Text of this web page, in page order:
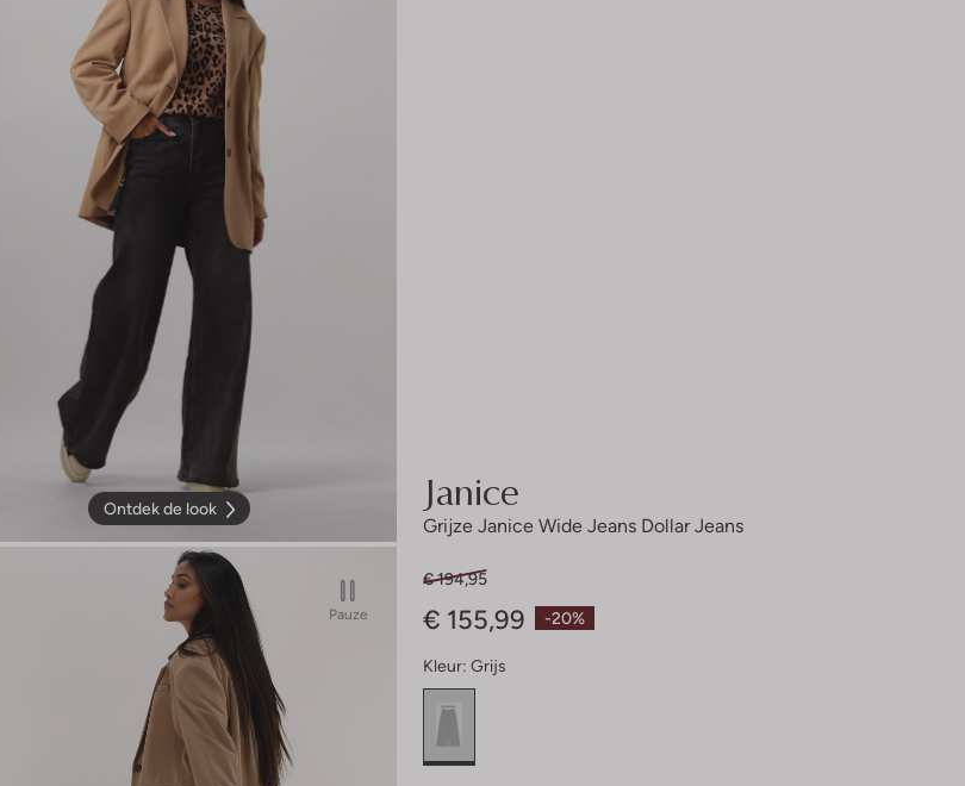
Ontdek de look
Pauze
Janice
Grijze Janice Wide Jeans Dollar Jeans
-20%
€ 194,95
€ 155,99
Kleur: Grijs